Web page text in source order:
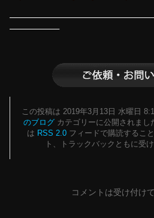
—————–
この投稿は 2019年3月13日 水曜日
のブログカテゴリーに公開されまし
は RSS 2.0フィードで購読するこ
ト、トラックバックともに受
コメントは受け付け